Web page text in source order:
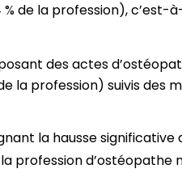
de la profession), c’est-
des actes
la profession) suivis des
la hausse
profession